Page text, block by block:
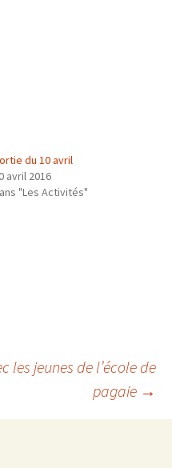
du 10 avril
avril 2016
"Les Activités"
les jeunes de l’école de
pagaie →